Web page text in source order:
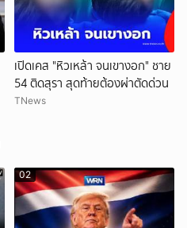
เปิดเคส "หิวเหล้า จนเขางอก" ชาย
54 ติดสุรา สุดท้ายต้องผ่าตัดด่วน
TNews
02